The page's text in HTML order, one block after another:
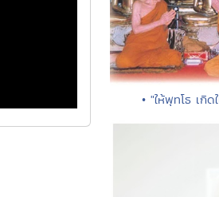
• "ให้พุทโธ เกิ